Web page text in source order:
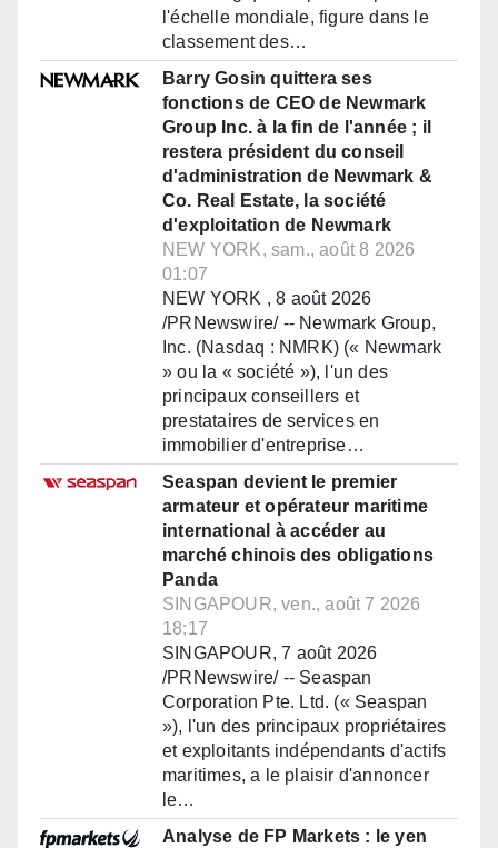
l'échelle mondiale, figure dans le
classement des…
Barry Gosin quittera ses
fonctions de CEO de Newmark
Group Inc. à la fin de l'année ; il
restera président du conseil
d'administration de Newmark &
Co. Real Estate, la société
d'exploitation de Newmark
NEW YORK, sam., août 8 2026
01:07
NEW YORK , 8 août 2026
/PRNewswire/ -- Newmark Group,
Inc. (Nasdaq : NMRK) (« Newmark
» ou la « société »), l'un des
principaux conseillers et
prestataires de services en
immobilier d'entreprise…
Seaspan devient le premier
armateur et opérateur maritime
international à accéder au
marché chinois des obligations
Panda
SINGAPOUR, ven., août 7 2026
18:17
SINGAPOUR, 7 août 2026
/PRNewswire/ -- Seaspan
Corporation Pte. Ltd. (« Seaspan
»), l'un des principaux propriétaires
et exploitants indépendants d'actifs
maritimes, a le plaisir d'annoncer
le…
Analyse de FP Markets : le yen